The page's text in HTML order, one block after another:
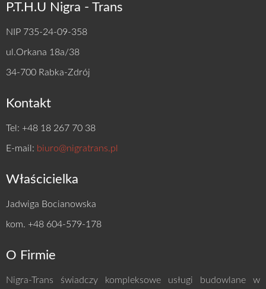
P.T.H.U Nigra - Trans
NIP 735-24-09-358
ul.Orkana 18a/38
34-700 Rabka-Zdrój
Kontakt
Tel: +48 18 267 70 38
E-mail: biuro@nigratrans.pl
Właścicielka
Jadwiga Bocianowska
kom. +48 604-579-178
O Firmie
Nigra-Trans świadczy kompleksowe usługi budowlane w